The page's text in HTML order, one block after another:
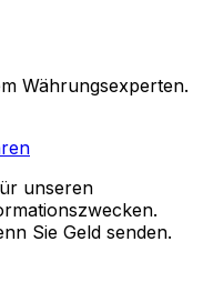
Währungsexperten.
unseren
Sie Geld senden.